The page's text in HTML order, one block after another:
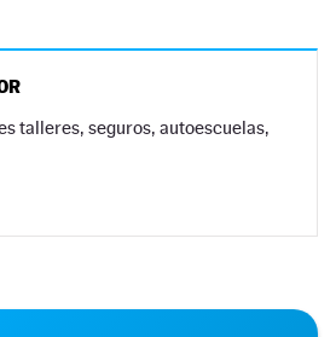
talleres, seguros, autoescuelas,